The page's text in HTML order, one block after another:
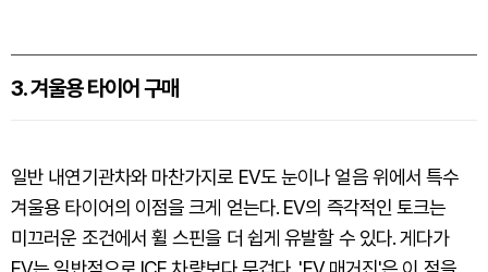
3. 겨울용 타이어 구매
일반 내연기관차와 마찬가지로 EV도 눈이나 얼음 위에서 특수
겨울용 타이어의 이점을 크게 얻는다. EV의 즉각적인 토크는
미끄러운 조건에서 휠 스핀을 더 쉽게 유발할 수 있다. 게다가